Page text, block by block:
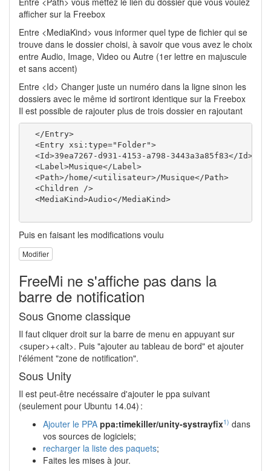
afficher sur la Freebox
Entre <MediaKind> vous informer quel type de fichier qui se
trouve dans le dossier choisi, à savoir que vous avez le choix
entre Audio, Image, Video ou Autre (1er lettre en majuscule
et sans accent)
Entre <Id> Changer juste un numéro dans la ligne sinon les
dossiers avec le même id sortiront identique sur la Freebox
Il est possible de rajouter plus de trois dossier en rajoutant
  </Entry>
  <Entry xsi:type="Folder">
  <Id>39ea7267-d931-4153-a798-3443a3a85f83</Id>
  <Label>Musique</Label>
  <Path>/home/<utilisateur>/Musique</Path>
  <Children />
  <MediaKind>Audio</MediaKind>
Puis en faisant les modifications voulu
Modifier
FreeMi ne s'affiche pas dans la
barre de notification
Sous Gnome classique
Il faut cliquer droit sur la barre de menu en appuyant sur
<super>+<alt>. Puis "ajouter au tableau de bord" et ajouter
l'élément "zone de notification".
Sous Unity
Il est peut-être necéssaire d'ajouter le ppa suivant
(seulement pour Ubuntu 14.04) :
Ajouter le PPA ppa:timekiller/unity-systrayfix1) dans
vos sources de logiciels;
recharger la liste des paquets;
Faites les mises à jour.